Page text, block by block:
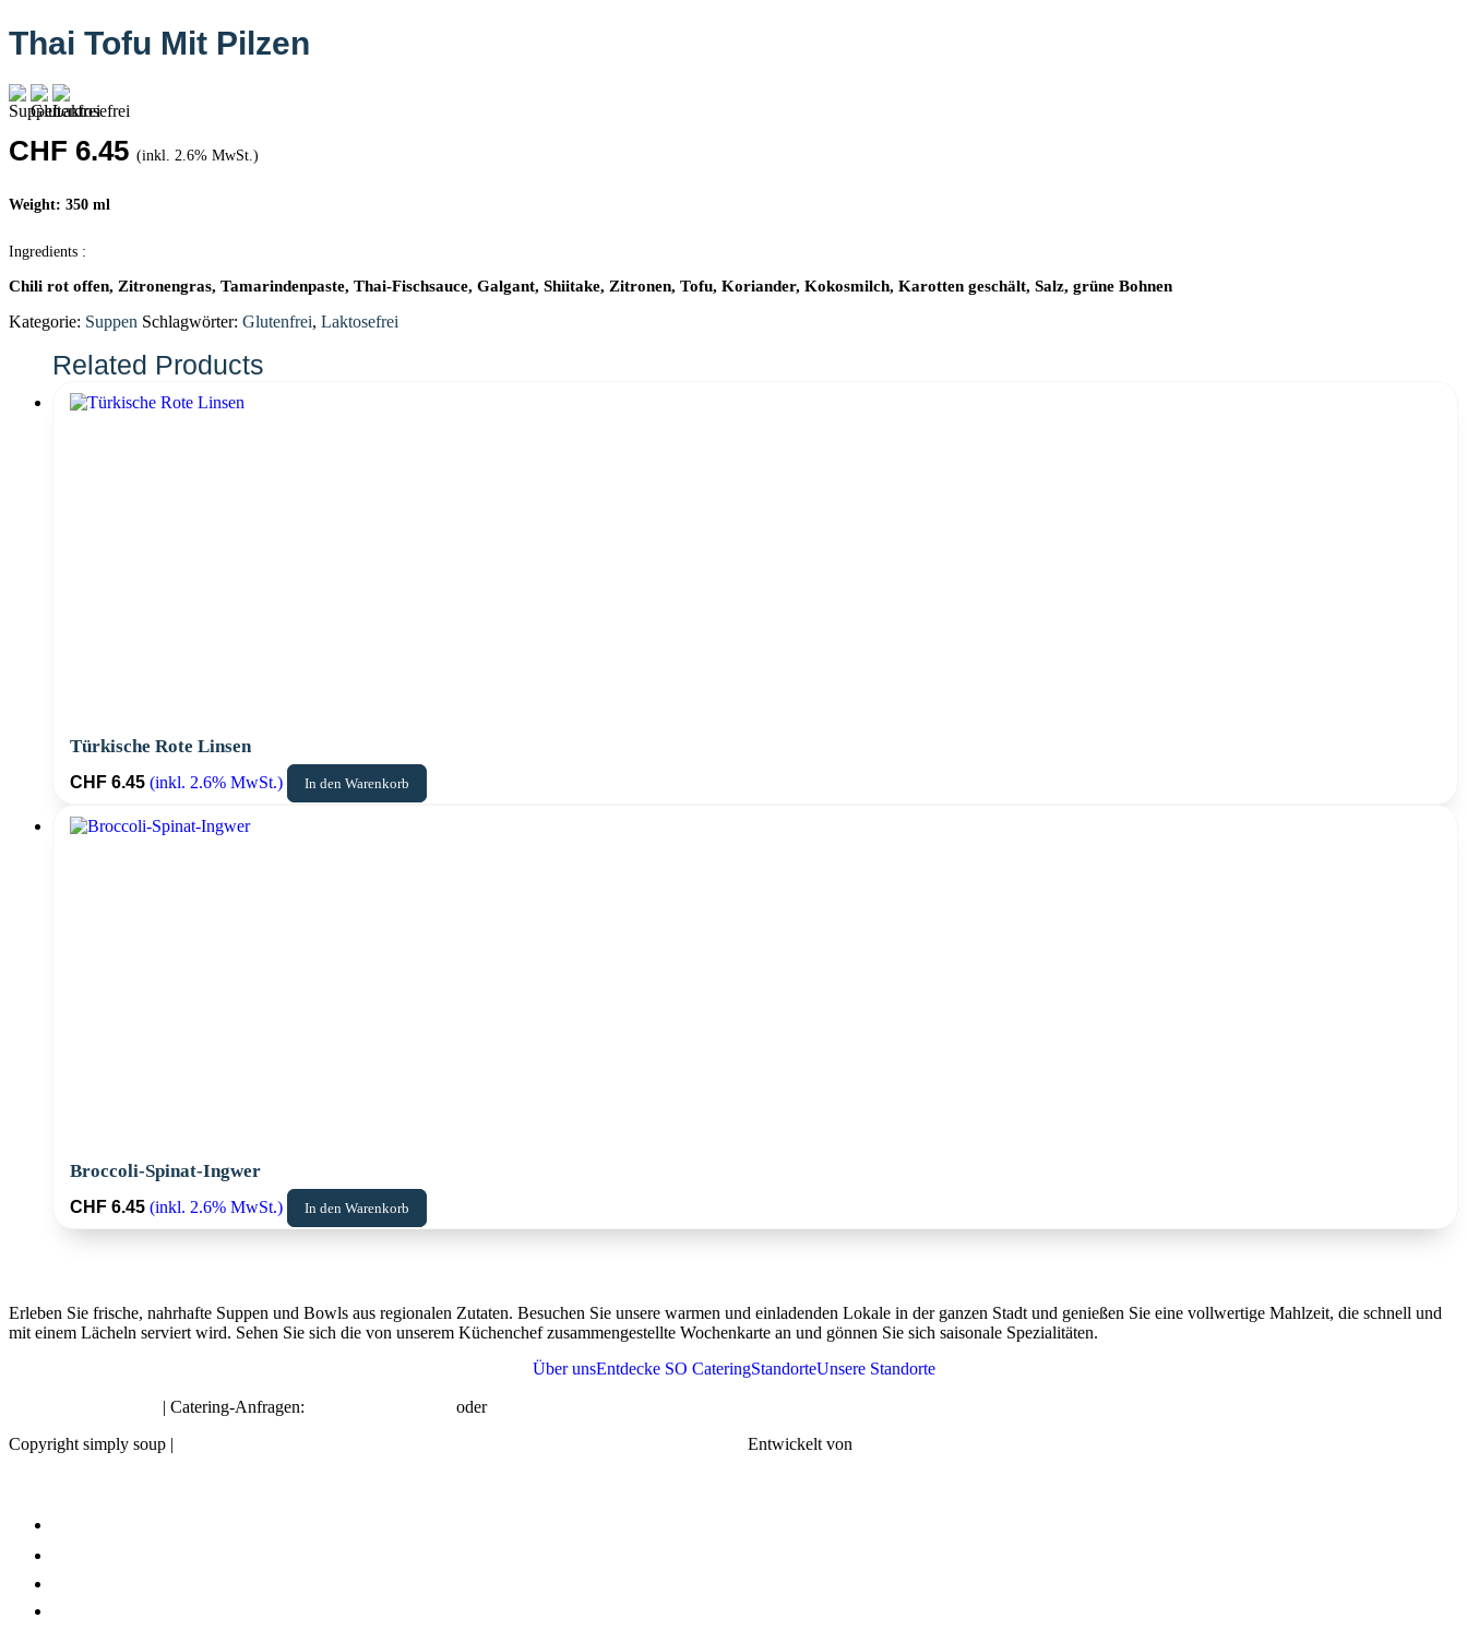
Thai Tofu Mit Pilzen
CHF 6.45 (inkl. 2.6% MwSt.)
Weight: 350 ml
Ingredients :
Chili rot offen, Zitronengras, Tamarindenpaste, Thai-Fischsauce, Galgant, Shiitake, Zitronen, Tofu, Koriander, Kokosmilch, Karotten geschält, Salz, grüne Bohnen
Kategorie: Suppen Schlagwörter: Glutenfrei, Laktosefrei
Türkische Rote Linsen
CHF 6.45 (inkl. 2.6% MwSt.) In den Warenkorb
Broccoli-Spinat-Ingwer
CHF 6.45 (inkl. 2.6% MwSt.) In den Warenkorb
Erleben Sie frische, nahrhafte Suppen und Bowls aus regionalen Zutaten. Besuchen Sie unsere warmen und einladenden Lokale in der ganzen Stadt und genießen Sie eine vollwertige Mahlzeit, die schnell und
mit einem Lächeln serviert wird. Sehen Sie sich die von unserem Küchenchef zusammengestellte Wochenkarte an und gönnen Sie sich saisonale Spezialitäten.
Über unsEntdecke SO CateringStandorteUnsere Standorte
| Catering-Anfragen: oder
Copyright simply soup |
Entwickelt von